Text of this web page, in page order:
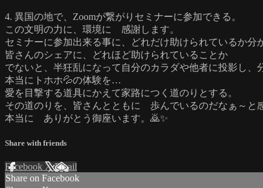
4. 異国の地で、Zoomが繋がりセミナーに参加できる。
この文明の力に、環境に 感謝します。
セミナーに参加出来る事に、どれだけ助けられているか分
皆さんのシェアに、どれほど助けられていることか
でないと、半狂乱になって自分のカラダや他者に投影し
本当にトホホ💦の体験を…
愛を目撃する道具にかえて家路につく道のりとする。
その道のりを、皆さんとともに 歩んでいるのだなぁ～と
本当に ありがとう御座います。🙇✨
Share with friends
Facebook XEmail
Share on Facebook